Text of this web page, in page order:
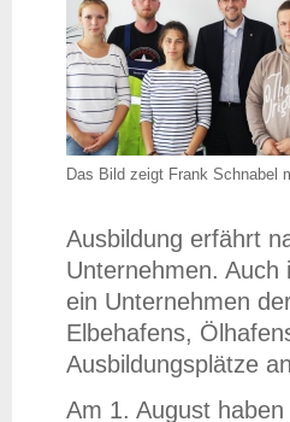
Das Bild zeigt Frank Schnabel
Ausbildung erfährt
Unternehmen.
ein Unternehmen
Elbehafens,
Ausbildungsplätze
Am 1. August